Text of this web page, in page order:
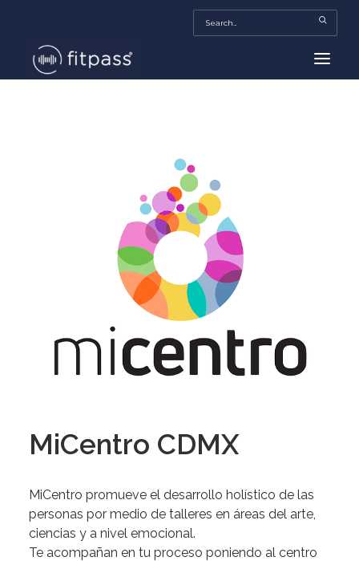
MiCentro CDMX
MiCentro promueve el desarrollo holístico de las
personas por medio de talleres en áreas del arte,
ciencias y a nivel emocional.
Te acompañan en tu proceso poniendo al centro